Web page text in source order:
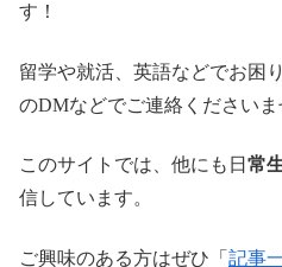
す！
留学や就活、英語などでお困
のDMなどでご連絡くださいま
このサイトでは、他にも日 常
信しています。
ご興味のある方はぜひ「 記事